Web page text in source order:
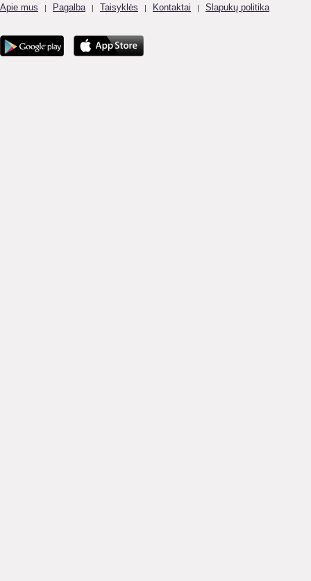
Apie mus | Pagalba | Taisyklės | Kontaktai | Slapukų politika